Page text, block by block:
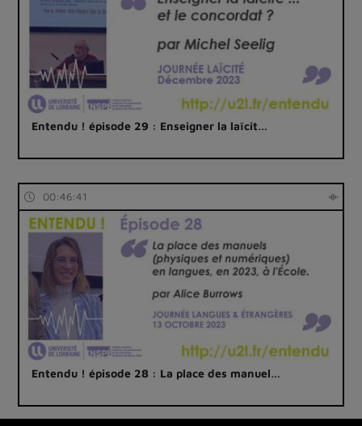
Entendu ! épisode 29 : Enseigner la laïcit…
00:46:41
Entendu ! épisode 28 : La place des manuel…